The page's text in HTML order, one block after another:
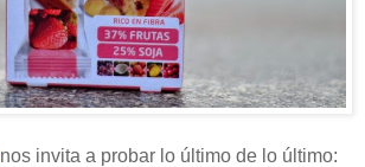
nos invita a probar lo último de lo último: